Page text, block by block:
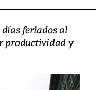
feriados al
productividad y